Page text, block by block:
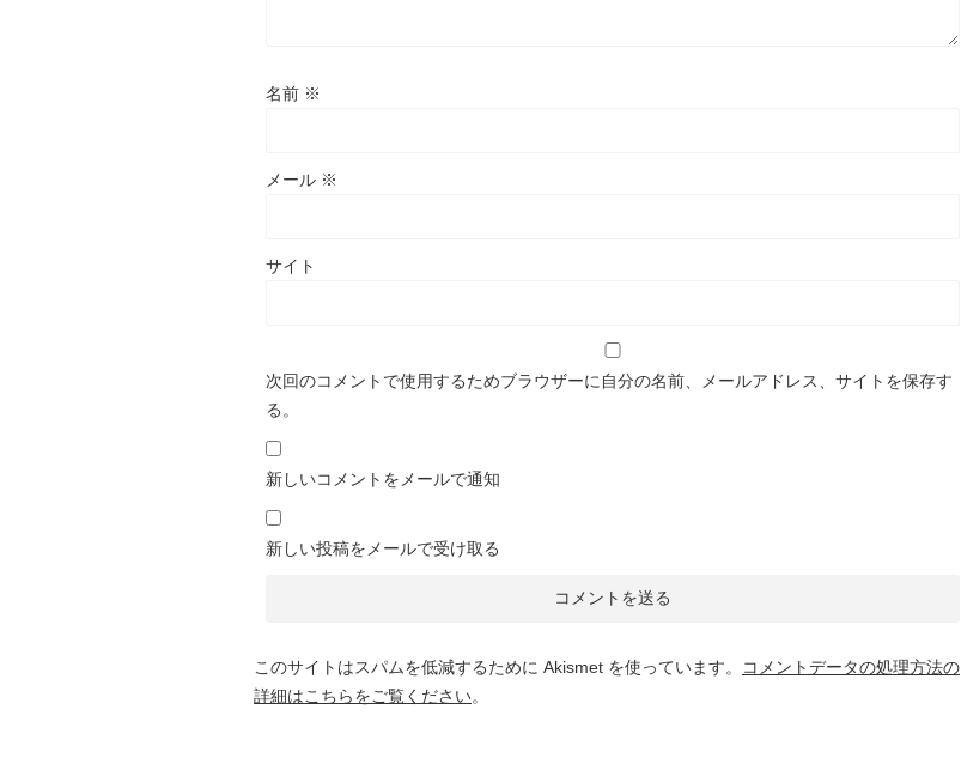
名前 ※
メール ※
サイト
次回のコメントで使用するためブラウザーに自分の名前、メールアドレス、サイトを保存す
る。
新しいコメントをメールで通知
新しい投稿をメールで受け取る
このサイトはスパムを低減するために Akismet を使っています。
コメントデータの処理方法の
詳細はこちらをご覧ください。